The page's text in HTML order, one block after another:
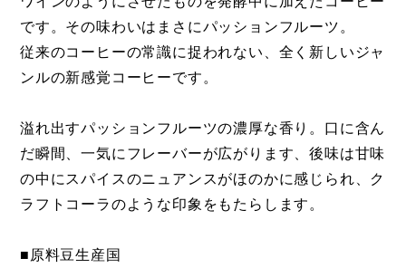
です。その味わいはまさにパッションフルーツ。
従来のコーヒーの常識に捉われない、全く新しいジャ
ンルの新感覚コーヒーです。
溢れ出すパッションフルーツの濃厚な香り。口に含ん
だ瞬間、一気にフレーバーが広がります、後味は甘味
の中にスパイスのニュアンスがほのかに感じられ、ク
ラフトコーラのような印象をもたらします。
■原料豆生産国